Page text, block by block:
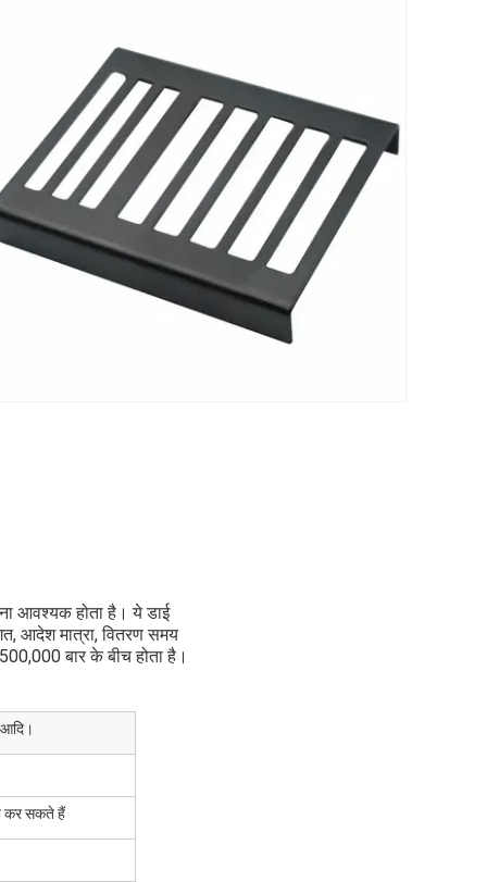
आवश्यक होता है। ये डाई
आदेश मात्रा, वितरण समय
बार के बीच होता है।
आदि।
कर सकते हैं